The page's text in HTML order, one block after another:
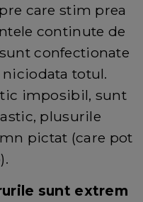
care stim prea
continute de
confectionate
totul.
imposibil, sunt
plusurile
pictat (care pot
sunt extrem